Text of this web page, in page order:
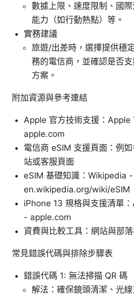
數據上限、速度限制、國
能力（如行動熱點）等。
實務建議
旅遊/出差時，選擇提供穩
務的電信商，並確認是否
方案。
附加資源與參考連結
Apple 官方技術支援：Apple
apple.com
電信商 eSIM 支援頁面：例
站或客服頁面
eSIM 基礎知識：Wikipedia -
en.wikipedia.org/wiki/eSIM
iPhone 13 規格與支援清單
- apple.com
資費與比較工具：網站與部
常見錯誤代碼與排除步驟表
錯誤代碼 1: 無法掃描 QR 碼
解法：確保鏡頭清潔、光